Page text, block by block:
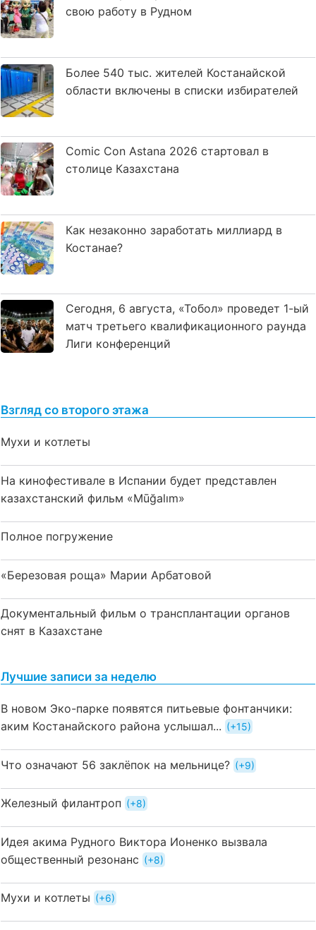
свою работу в Рудном
Более 540 тыс. жителей Костанайской
области включены в списки избирателей
Comic Con Astana 2026 стартовал в
столице Казахстана
Как незаконно заработать миллиард в
Костанае?
Сегодня, 6 августа, «Тобол» проведет 1-ый
матч третьего квалификационного раунда
Лиги конференций
Взгляд со второго этажа
Мухи и котлеты
На кинофестивале в Испании будет представлен
казахстанский фильм «Mūğalım»
Полное погружение
«Березовая роща» Марии Арбатовой
Документальный фильм о трансплантации органов
снят в Казахстане
Лучшие записи за неделю
В новом Эко-парке появятся питьевые фонтанчики:
аким Костанайского района услышал...
+15
Что означают 56 заклёпок на мельнице? +9
Железный филантроп +8
Идея акима Рудного Виктора Ионенко вызвала
общественный резонанс
+8
Мухи и котлеты +6